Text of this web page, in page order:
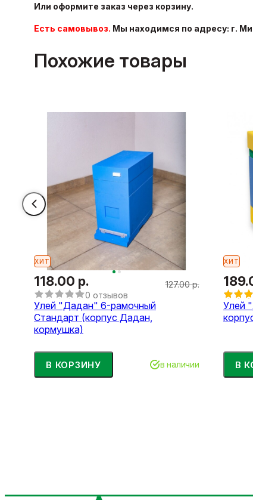
Или оформите заказ через корзину.
Есть самовывоз. Мы находимся по адресу: г.
Похожие товары
ХИТ
118.00 р.
127.00 р.
0 отзывов
Улей "Дадан" 6-рамочный
Стандарт (корпус Дадан,
кормушка)
В КОРЗИНУ в наличии
ХИТ
Улей
В